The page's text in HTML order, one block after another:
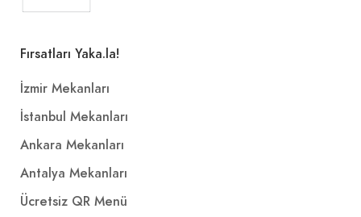
Fırsatları Yaka.la!
İzmir Mekanları
İstanbul Mekanları
Ankara Mekanları
Antalya Mekanları
Ücretsiz QR Menü